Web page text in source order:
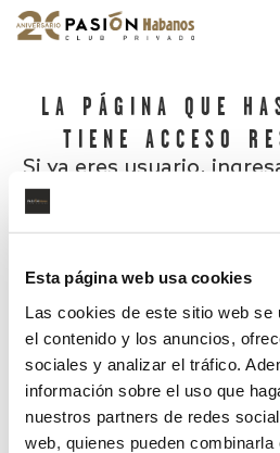
Esta página web usa cookies
Las cookies de este sitio web se
el contenido y los anuncios,
sociales y analizar el tráfico.
información sobre el uso que
nuestros partners de redes
web, quienes pueden
LA PÁGINA QUE
TIENE ACCESO
Si ya eres usuario,
¿Has olvidado tu contraseña?